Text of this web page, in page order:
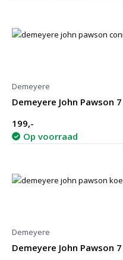
Demeyere
Demeyere John Pawson
199,-
Op voorraad
Demeyere
Demeyere John Pawson